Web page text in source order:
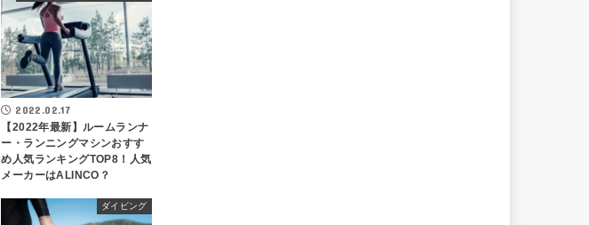
2022.02.17
【2022年最新】ルームランナ
ー・ランニングマシンおすす
め人気ランキングTOP8！人気
メーカーはALINCO？
ダイビング